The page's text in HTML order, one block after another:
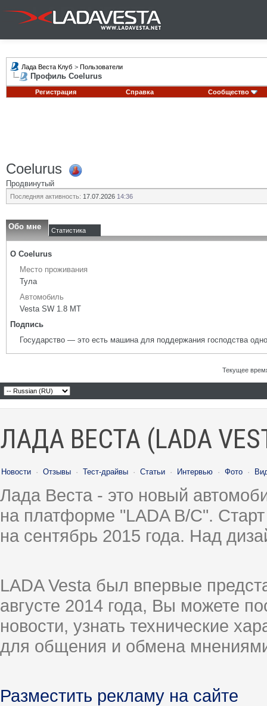
Лада Веста Клуб > Пользователи
Профиль Coelurus
Регистрация Справка Сообщество
Coelurus
Продвинутый
Последняя активность: 17.07.2026 14:36
Обо мне Статистика
О Coelurus
Место проживания
Тула
Автомобиль
Vesta SW 1.8 MT
Подпись
Государство — это есть машина для поддержания господства
Текущее
ЛАДА ВЕСТА (LADA
Новости · Отзывы · Тест-драйвы · Статьи · Интервью · Фото ·
Лада Веста - это новый
на платформе "LADA B/C".
на сентябрь 2015 года. Над
LADA Vesta был впервые
августе 2014 года, Вы можете
новости, узнать технические
для общения и обмена
Разместить рекламу на сайте